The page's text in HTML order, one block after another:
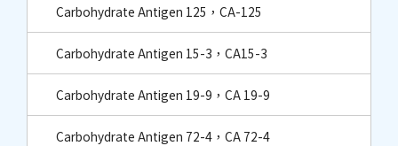
Carbohydrate Antigen 125，CA-125
Carbohydrate Antigen 15-3，CA15-3
Carbohydrate Antigen 19-9，CA 19-9
Carbohydrate Antigen 72-4，CA 72-4